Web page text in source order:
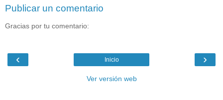
Publicar un comentario
Gracias por tu comentario:
‹ ›
Inicio
Ver versión web